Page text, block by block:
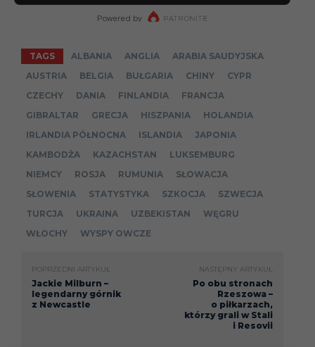
TAGS ALBANIA ANGLIA
ARABIA SAUDYJSKA
AUSTRIA
BELGIA BUŁGARIA CHINY
CYPR
CZECHY
DANIA FINLANDIA
FRANCJA
GIBRALTAR
GRECJA HISZPANIA
HOLANDIA
IRLANDIA PÓŁNOCNA
ISLANDIA
JAPONIA
KAMBODŻA
KAZACHSTAN
LUKSEMBURG
NIEMCY
ROSJA RUMUNIA
SŁOWACJA
SŁOWENIA
STATYSTYKA SZKOCJA
SZWECJA
TURCJA
UKRAINA UZBEKISTAN
WĘGRU
WŁOCHY
WYSPY OWCZE
POPRZEDNI ARTYKUŁ
Jackie Milburn –
legendarny górnik
z Newcastle
NASTĘPNY ARTYKUŁ
Po obu stronach
Rzeszowa –
o piłkarzach,
którzy grali w Stali
i Resovii